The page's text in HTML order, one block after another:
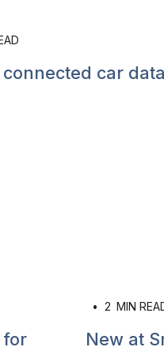
car
for
• 2 MIN
New at